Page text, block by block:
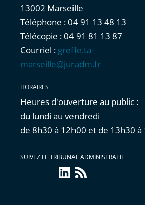
13002 Marseille
Téléphone : 04 91 13 48 13
Télécopie : 04 91 81 13 87
Courriel : greffe.ta-
marseille@juradm.fr
HORAIRES
Heures d'ouverture au public :
du lundi au vendredi
de 8h30 à 12h00 et de 13h30 à
SUIVEZ LE TRIBUNAL ADMINISTRATIF
linkedin
Flux
RSS